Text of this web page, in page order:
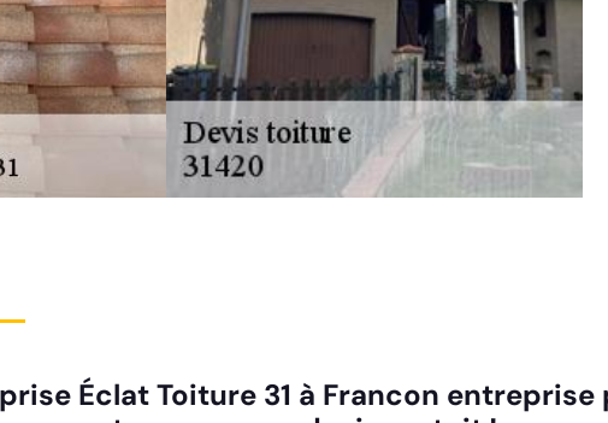
Éclat Toiture 31 à Francon entreprise